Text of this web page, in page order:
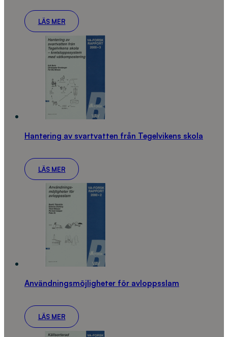
LÄS MER
Hantering av svartvatten från Tegelvikens skola
LÄS MER
Användningsmöjligheter för avloppsslam
LÄS MER